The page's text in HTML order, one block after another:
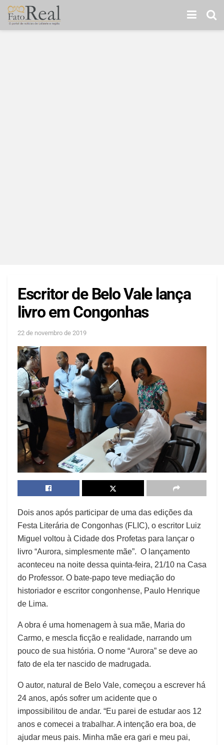
Escritor de Belo Vale lança
livro em Congonhas
22 de novembro de 2019
Dois anos após participar de uma das edições da
Festa Literária de Congonhas (FLIC), o escritor Luiz
Miguel voltou à Cidade dos Profetas para lançar o
livro “Aurora, simplesmente mãe”. O lançamento
aconteceu na noite dessa quinta-feira, 21/10 na Casa
do Professor. O bate-papo teve mediação do
historiador e escritor congonhense, Paulo Henrique
de Lima.
A obra é uma homenagem à sua mãe, Maria do
Carmo, e mescla ficção e realidade, narrando um
pouco de sua história. O nome “Aurora” se deve ao
fato de ela ter nascido de madrugada.
O autor, natural de Belo Vale, começou a escrever há
24 anos, após sofrer um acidente que o
impossibilitou de andar. “Eu parei de estudar aos 12
anos e comecei a trabalhar. A intenção era boa, de
ajudar meus pais. Minha mãe era gari e meu pai,